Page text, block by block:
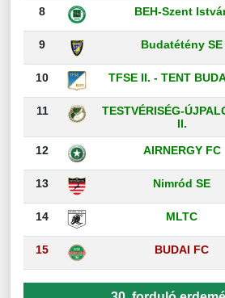
8 BEH-Szent
9 Budatétény SE
10 TFSE II. - TENT
11
TESTVÉRISÉG-
II.
12 AIRNERGY FC
13 Nimród SE
14 MLTC
15 BUDAI FC